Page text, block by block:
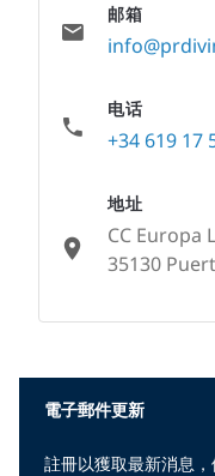
邮箱
电话
+34 619 17
地址
CC Europa
35130
電子郵件更新
註冊以獲取最新消息，